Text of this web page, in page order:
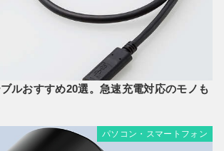
ルおすすめ20選。急速充電対応のモノも
パソコン・スマートフォン